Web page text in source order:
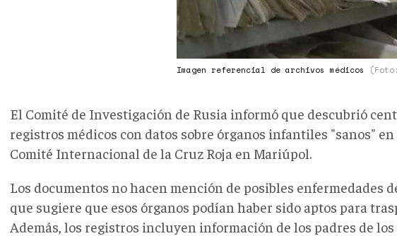
Imagen referencial de archivos médicos
El Comité de Investigación de Rusia informó que descubrió
registros médicos con datos sobre órganos infantiles "sanos" en
Comité Internacional de la Cruz Roja en Mariúpol.
Los documentos no hacen mención de posibles enfermedades
que sugiere que esos órganos podían haber sido aptos para
Además, los registros incluyen información de los padres de los